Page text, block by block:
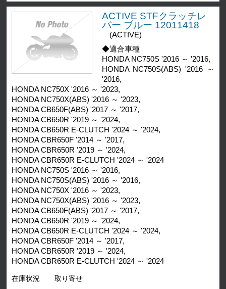
ACTIVE STFクラッチレ
バー ブルー 12011418
(ACTIVE)
◆適合車種
HONDA NC750S '2016 ～ '2016,
HONDA NC750S(ABS) '2016 ～
'2016,
HONDA NC750X '2016 ～ '2023,
HONDA NC750X(ABS) '2016 ～ '2023,
HONDA CB650F(ABS) '2017 ～ '2017,
HONDA CB650R '2019 ～ '2024,
HONDA CB650R E-CLUTCH '2024 ～ '2024,
HONDA CBR650F '2014 ～ '2017,
HONDA CBR650R '2019 ～ '2024,
HONDA CBR650R E-CLUTCH '2024 ～ '2024
HONDA NC750S '2016 ～ '2016,
HONDA NC750S(ABS) '2016 ～ '2016,
HONDA NC750X '2016 ～ '2023,
HONDA NC750X(ABS) '2016 ～ '2023,
HONDA CB650F(ABS) '2017 ～ '2017,
HONDA CB650R '2019 ～ '2024,
HONDA CB650R E-CLUTCH '2024 ～ '2024,
HONDA CBR650F '2014 ～ '2017,
HONDA CBR650R '2019 ～ '2024,
HONDA CBR650R E-CLUTCH '2024 ～ '2024
在庫状況 取り寄せ